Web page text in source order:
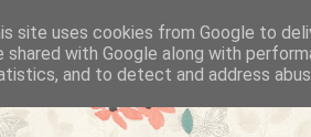
site uses cookies from Google to
shared with Google along with
and to detect and address